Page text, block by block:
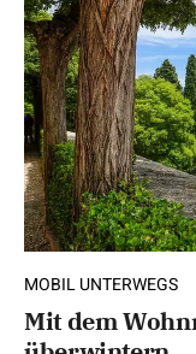
MOBIL UNTERWEGS
Mit dem